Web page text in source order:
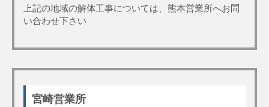
上記の地域の解体工事については、熊本営業所へお問
い合わせ下さい
宮崎営業所